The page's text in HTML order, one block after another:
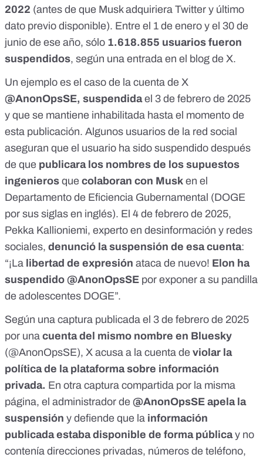
2022 (antes de que Musk adquiriera Twitter y último
dato previo disponible). Entre el 1 de enero y el 30 de
junio de ese año, sólo 1.618.855 usuarios fueron
suspendidos, según una entrada en el blog de X.
Un ejemplo es el caso de la cuenta de X
@AnonOpsSE, suspendidael 3 de febrero de 2025
y que se mantiene inhabilitada hasta el momento de
esta publicación. Algunos usuarios de la red social
aseguran que el usuario ha sido suspendido después
de que publicara los nombres de los supuestos
ingenieros que colaboran con Musk en el
Departamento de Eficiencia Gubernamental (DOGE
por sus siglas en inglés). El 4 de febrero de 2025,
Pekka Kallioniemi, experto en desinformación y redes
sociales, denunció la suspensión de esa cuenta:
“¡La libertad de expresión ataca de nuevo! Elon ha
suspendido @AnonOpsSE por exponer a su pandilla
de adolescentes DOGE”.
Según una captura publicada el 3 de febrero de 2025
por una cuenta del mismo nombre en Bluesky
(@AnonOpsSE), X acusa a la cuenta de violar la
política de la plataforma sobre información
privada. En otra captura compartida por la misma
página, el administrador de @AnonOpsSE apela la
suspensión y defiende que la información
publicada estaba disponible de forma públicay no
contenía direcciones privadas, números de teléfono,